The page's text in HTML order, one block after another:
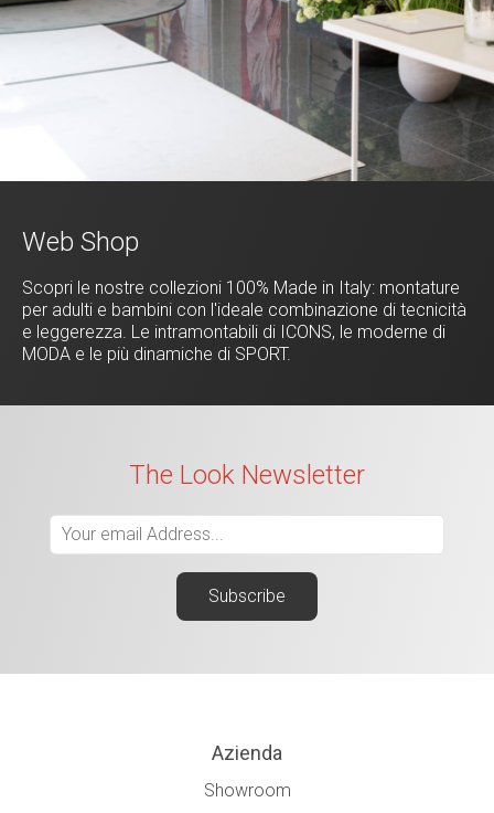
Web Shop
Scopri le nostre collezioni 100% Made in Italy: montature
per adulti e bambini con l'ideale combinazione di tecnicità
e leggerezza. Le intramontabili di ICONS, le moderne di
MODA e le più dinamiche di SPORT.
The Look Newsletter
Azienda
Showroom